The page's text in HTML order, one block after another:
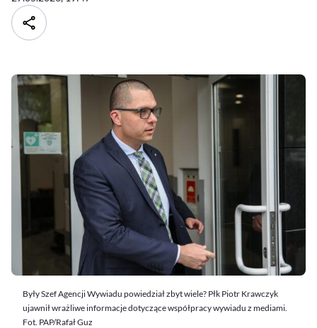
Były Szef Agencji Wywiadu powiedział zbyt wiele? Płk Piotr Krawczyk
ujawnił wrażliwe informacje dotyczące współpracy wywiadu z mediami.
Fot. PAP/Rafał Guz